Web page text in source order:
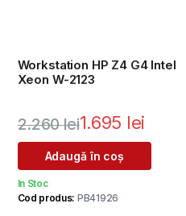
Workstation HP Z4 G4 Intel
Xeon W-2123
2.260lei
Prețul
inițial
a
1.695 lei
Prețul
curent
este:
Adaugă în coș
In Stoc
Cod produs: PB41926